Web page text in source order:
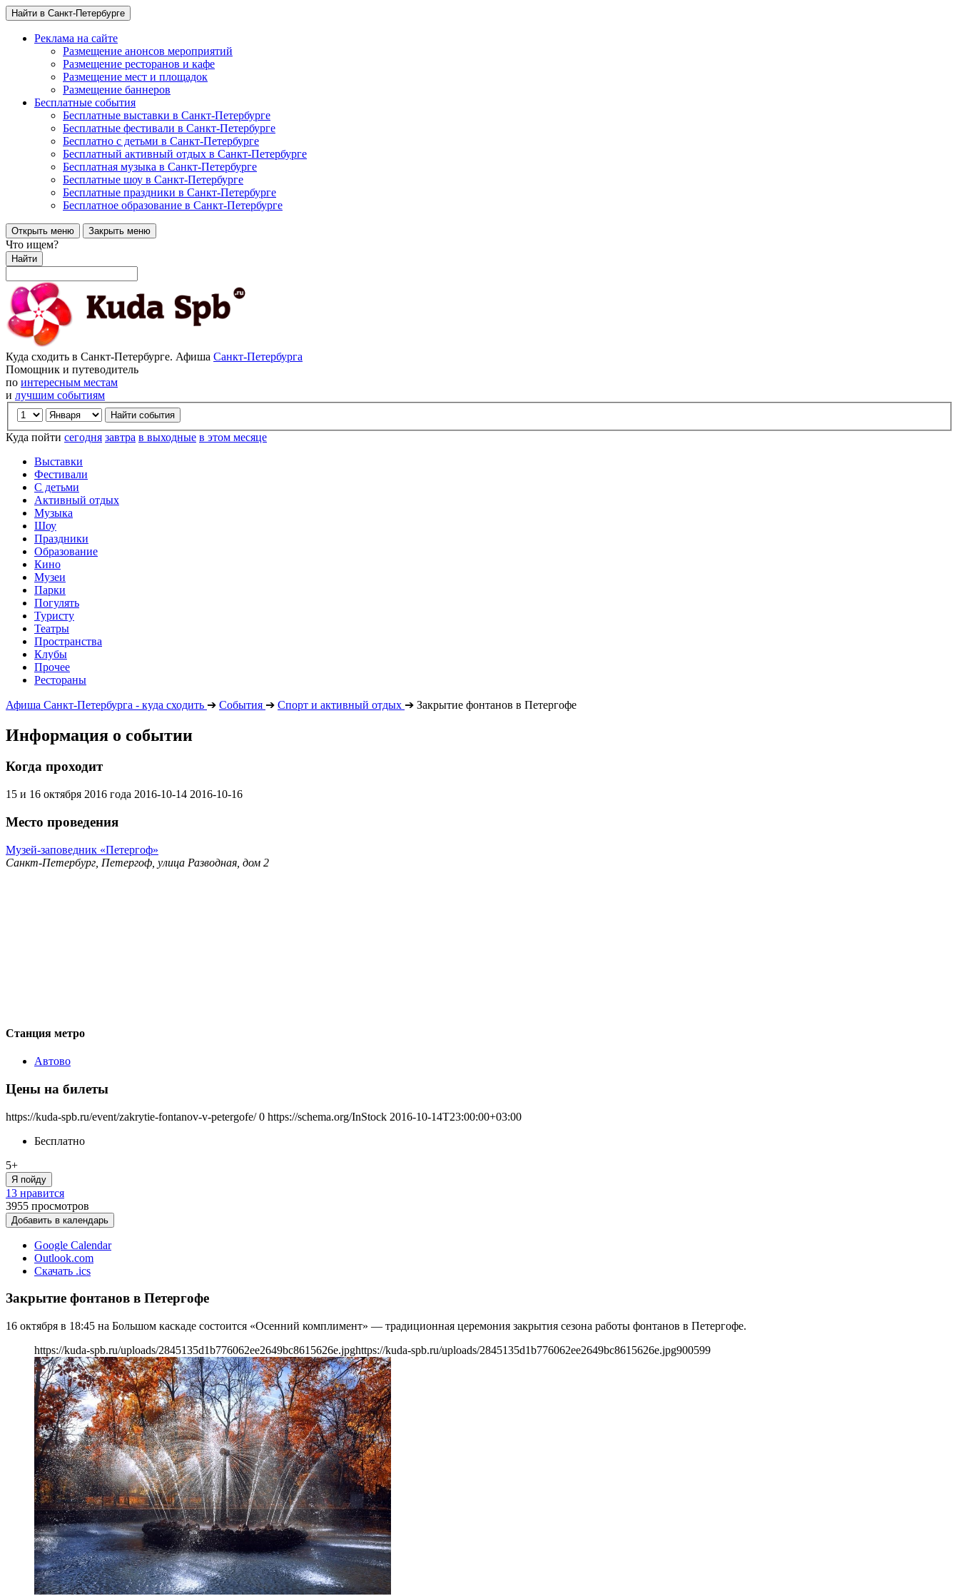
Найти в Санкт-Петербурге
Реклама на сайте
Размещение анонсов мероприятий
Размещение ресторанов и кафе
Размещение мест и площадок
Размещение баннеров
Бесплатные события
Бесплатные выставки в Санкт-Петербурге
Бесплатные фестивали в Санкт-Петербурге
Бесплатно с детьми в Санкт-Петербурге
Бесплатный активный отдых в Санкт-Петербурге
Бесплатная музыка в Санкт-Петербурге
Бесплатные шоу в Санкт-Петербурге
Бесплатные праздники в Санкт-Петербурге
Бесплатное образование в Санкт-Петербурге
Открыть меню Закрыть меню
Что ищем?
Найти
Куда сходить в Санкт-Петербурге. Афиша Санкт-Петербурга
Помощник и путеводитель
по интересным местам
и лучшим событиям
Куда пойти сегодня завтра в выходные в этом месяце
Выставки
Фестивали
С детьми
Активный отдых
Музыка
Шоу
Праздники
Образование
Кино
Музеи
Парки
Погулять
Туристу
Театры
Пространства
Клубы
Прочее
Рестораны
Афиша Санкт-Петербурга - куда сходить ➔ События ➔ Спорт и активный отдых ➔ Закрытие фонтанов в Петергофе
Информация о событии
Когда проходит
15 и 16 октября 2016 года 2016-10-14 2016-10-16
Место проведения
Музей-заповедник «Петергоф»
Санкт-Петербург, Петергоф, улица Разводная, дом 2
Станция метро
Автово
Цены на билеты
https://kuda-spb.ru/event/zakrytie-fontanov-v-petergofe/ 0 https://schema.org/InStock 2016-10-14T23:00:00+03:00
Бесплатно
5+
Я пойду
13 нравится
3955 просмотров
Добавить в календарь
Google Calendar
Outlook.com
Скачать .ics
Закрытие фонтанов в Петергофе
16 октября в 18:45 на Большом каскаде состоится «Осенний комплимент» — традиционная церемония закрытия сезона работы фонтанов в Петергофе.
https://kuda-spb.ru/uploads/2845135d1b776062ee2649bc8615626e.jpghttps://kuda-spb.ru/uploads/2845135d1b776062ee2649bc8615626e.jpg900599